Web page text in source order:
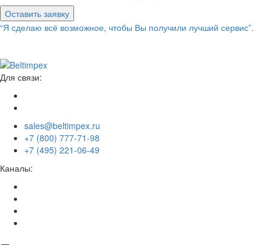
Оставить заявку
“Я сделаю всё возможное, чтобы Вы получили лучший сервис”.
Для связи:
sales@beltimpex.ru
+7 (800) 777-71-98
+7 (495) 221-06-49
Каналы: